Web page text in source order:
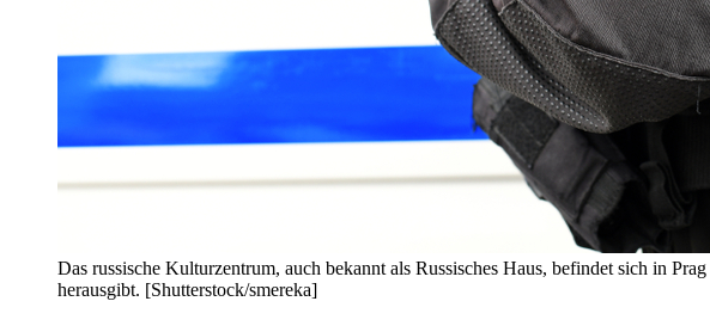
Das russische Kulturzentrum, auch bekannt als Russisches Haus, befindet sich in
herausgibt. [Shutterstock/smereka]